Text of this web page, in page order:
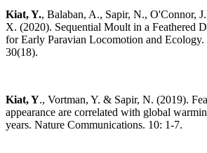
Kiat, Y., Balaban, A., Sapir, N., O'Connor,
X. (2020). ​Sequential Moult in a Feathered
for Early Paravian Locomotion and
30(18).
Kiat, Y., Vortman, Y. & Sapir, N. (2019).
appearance are correlated with global
years. Nature Communications. 10: 1-7.